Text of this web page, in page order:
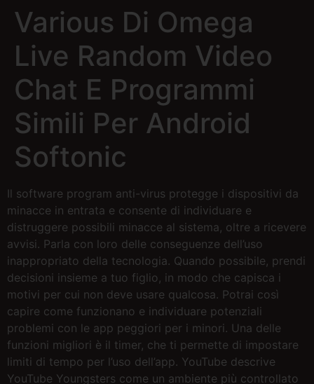
Various Di Omega
Live Random Video
Chat E Programmi
Simili Per Android
Softonic
Il software program anti-virus protegge i dispositivi da
minacce in entrata e consente di individuare e
distruggere possibili minacce al sistema, oltre a ricevere
avvisi. Parla con loro delle conseguenze dell’uso
inappropriato della tecnologia. Quando possibile, prendi
decisioni insieme a tuo figlio, in modo che capisca i
motivi per cui non deve usare qualcosa. Potrai così
capire come funzionano e individuare potenziali
problemi con le app peggiori per i minori. Una delle
funzioni migliori è il timer, che ti permette di impostare
limiti di tempo per l’uso dell’app. YouTube descrive
YouTube Youngsters come un ambiente più controllato